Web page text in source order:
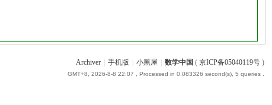
Archiver 手机版 小黑屋 数学中国 ( 京ICP备05040119号)
GMT+8, 2026-8-8 22:07 , Processed in 0.083326 second(s), 5 queries .